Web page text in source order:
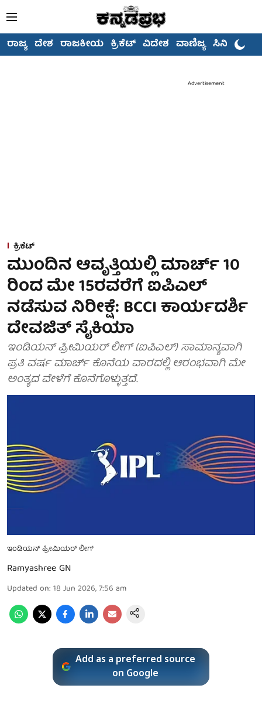
ರಾಜ್ಯ ದೇಶ ರಾಜಕೀಯ ಕ್ರಿಕೆಟ್ ವಿದೇಶ ವಾಣಿಜ್ಯ ಸಿನಿಮಾ
Advertisement
ಕ್ರಿಕೆಟ್
ಮುಂದಿನ ಆವೃತ್ತಿಯಲ್ಲಿ ಮಾರ್ಚ್ 10
ರಿಂದ ಮೇ 15ರವರೆಗೆ ಐಪಿಎಲ್
ನಡೆಸುವ ನಿರೀಕ್ಷೆ: BCCI ಕಾರ್ಯದರ್ಶಿ
ದೇವಜಿತ್ ಸೈಕಿಯಾ
ಇಂಡಿಯನ್ ಪ್ರೀಮಿಯರ್ ಲೀಗ್ (ಐಪಿಎಲ್) ಸಾಮಾನ್ಯವಾಗಿ
ಪ್ರತಿ ವರ್ಷ ಮಾರ್ಚ್ ಕೊನೆಯ ವಾರದಲ್ಲಿ ಆರಂಭವಾಗಿ ಮೇ
ಅಂತ್ಯದ ವೇಳೆಗೆ ಕೊನೆಗೊಳ್ಳುತ್ತದೆ.
ಇಂಡಿಯನ್ ಪ್ರೀಮಿಯರ್ ಲೀಗ್
Ramyashree GN
Updated on: 18 Jun 2026, 7:56 am
Add as a preferred source
on Google